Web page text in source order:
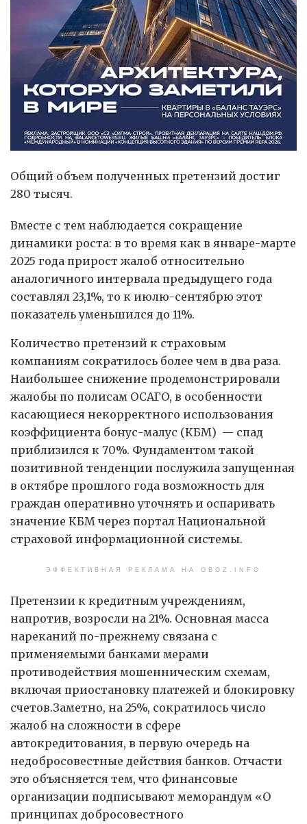
Общий объем полученных претензий достиг
280 тысяч.
Вместе с тем наблюдается сокращение
динамики роста: в то время как в январе-марте
2025 года прирост жалоб относительно
аналогичного интервала предыдущего года
составлял 23,1%, то к июлю-сентябрю этот
показатель уменьшился до 11%.
Количество претензий к страховым
компаниям сократилось более чем в два раза.
Наибольшее снижение продемонстрировали
жалобы по полисам ОСАГО, в особенности
касающиеся некорректного использования
коэффициента бонус-малус (КБМ) — спад
приблизился к 70%. Фундаментом такой
позитивной тенденции послужила запущенная
в октябре прошлого года возможность для
граждан оперативно уточнять и оспаривать
значение КБМ через портал Национальной
страховой информационной системы.
ЭФФЕКТИВНАЯ РЕКЛАМА НА OBOZ.INFO
Претензии к кредитным учреждениям,
напротив, возросли на 21%. Основная масса
нареканий по-прежнему связана с
применяемыми банками мерами
противодействия мошенническим схемам,
включая приостановку платежей и блокировку
счетов.Заметно, на 25%, сократилось число
жалоб на сложности в сфере
автокредитования, в первую очередь на
недобросовестные действия банков. Отчасти
это объясняется тем, что финансовые
организации подписывают меморандум «О
принципах добросовестного